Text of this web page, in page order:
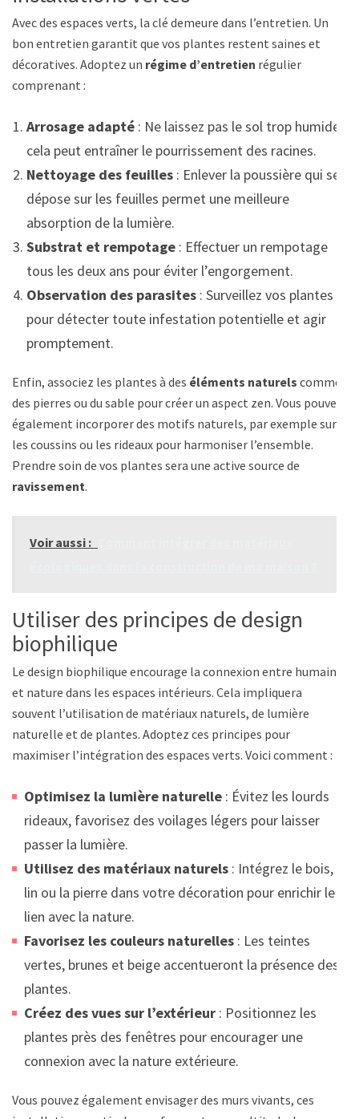
Avec des espaces verts, la clé demeure dans l’entretien. Un
bon entretien garantit que vos plantes restent saines et
décoratives. Adoptez un régime d’entretien régulier
comprenant :
Arrosage adapté : Ne laissez pas le sol trop humide,
cela peut entraîner le pourrissement des racines.
Nettoyage des feuilles : Enlever la poussière qui se
dépose sur les feuilles permet une meilleure
absorption de la lumière.
Substrat et rempotage : Effectuer un rempotage
tous les deux ans pour éviter l’engorgement.
Observation des parasites : Surveillez vos plantes
pour détecter toute infestation potentielle et agir
promptement.
Enfin, associez les plantes à des éléments naturels comme
des pierres ou du sable pour créer un aspect zen. Vous pouvez
également incorporer des motifs naturels, par exemple sur
les coussins ou les rideaux pour harmoniser l’ensemble.
Prendre soin de vos plantes sera une active source de
ravissement.
Voir aussi :
Utiliser des principes de design
biophilique
Le design biophilique encourage la connexion entre humains
et nature dans les espaces intérieurs. Cela impliquera
souvent l’utilisation de matériaux naturels, de lumière
naturelle et de plantes. Adoptez ces principes pour
maximiser l’intégration des espaces verts. Voici comment :
Optimisez la lumière naturelle : Évitez les lourds
rideaux, favorisez des voilages légers pour laisser
passer la lumière.
Utilisez des matériaux naturels : Intégrez le bois, le
lin ou la pierre dans votre décoration pour enrichir le
lien avec la nature.
Favorisez les couleurs naturelles : Les teintes
vertes, brunes et beige accentueront la présence des
plantes.
Créez des vues sur l’extérieur : Positionnez les
plantes près des fenêtres pour encourager une
connexion avec la nature extérieure.
Vous pouvez également envisager des murs vivants, ces